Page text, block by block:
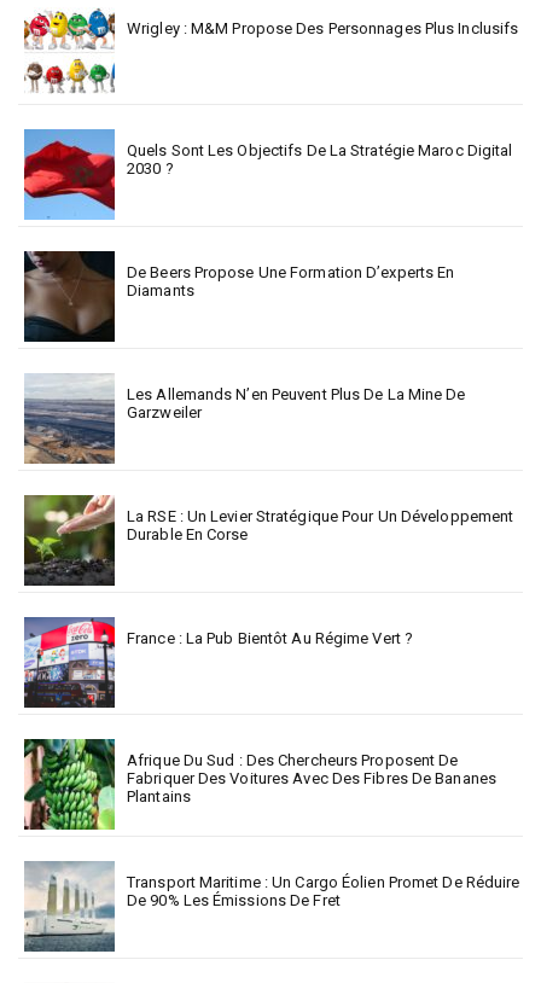
Wrigley : M&M Propose Des Personnages Plus Inclusifs
Quels Sont Les Objectifs De La Stratégie Maroc Digital
2030 ?
De Beers Propose Une Formation D’experts En
Diamants
Les Allemands N’en Peuvent Plus De La Mine De
Garzweiler
La RSE : Un Levier Stratégique Pour Un Développement
Durable En Corse
France : La Pub Bientôt Au Régime Vert ?
Afrique Du Sud : Des Chercheurs Proposent De
Fabriquer Des Voitures Avec Des Fibres De Bananes
Plantains
Transport Maritime : Un Cargo Éolien Promet De Réduire
De 90% Les Émissions De Fret